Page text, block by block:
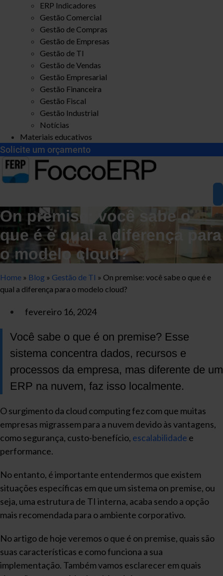
ERP Indicadores
Gestão Comercial
Gestão de Compras
Gestão de Empresas
Gestão de TI
Gestão de Vendas
Gestão Empresarial
Gestão Financeira
Gestão Fiscal
Gestão Industrial
Notícias
Materiais educativos
Solicite um orçamento
On premise: você sabe o
que é e qual a diferença para
o modelo cloud?
Home » Blog » Gestão de TI » On premise: você sabe o que é e
qual a diferença para o modelo cloud?
fevereiro 16, 2024
Você sabe o que é on premise? Esse
sistema concentra dados, recursos e
processos da empresa, mas diferente de um
ERP na nuvem, faz isso localmente.
O surgimento da cloud computing fez com que muitas
empresas migrassem para a nuvem devido às vantagens,
como segurança, custo-benefício, escalabilidade e
performance.
No entanto, é importante entendermos que existem
situações específicas em que um sistema on premise, ou
seja, uma estrutura de TI interna, acaba sendo a opção
mais recomendada para o ambiente corporativo.
No artigo de hoje veremos o que é on premise, quais são
suas características e como funciona a sua
implementação. Também vamos esclarecer em quais